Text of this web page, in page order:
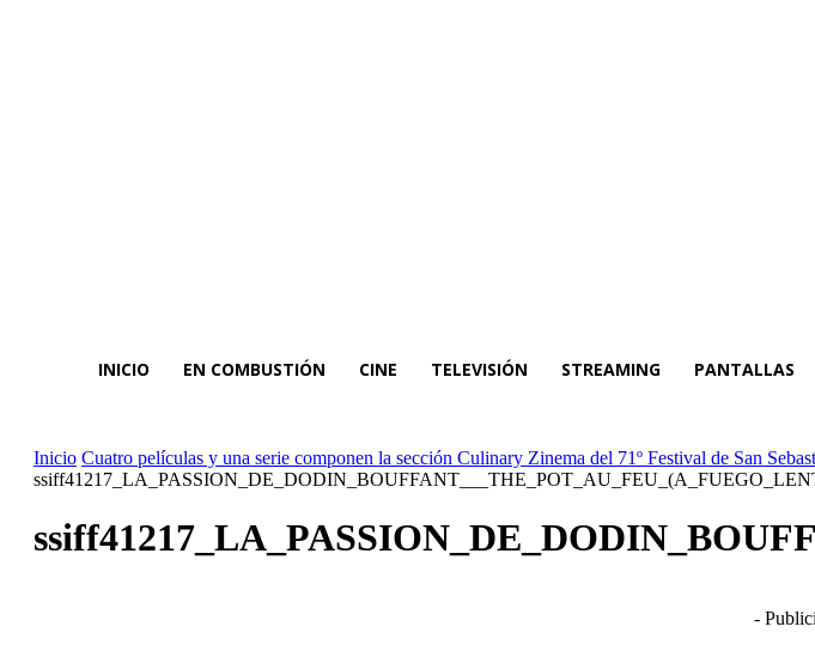
INICIO EN COMBUSTIÓN CINE TELEVISIÓN STREAMING PANTALLAS
Inicio Cuatro películas y una serie componen la sección Culinary Zinema del 71º Festival de San
-